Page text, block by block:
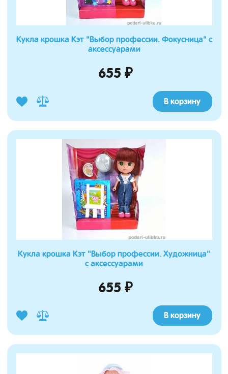
Кукла крошка Кэт "Выбор профессии. Фокусница" с
аксессуарами
655 ₽
В корзину
Кукла крошка Кэт "Выбор профессии. Художница"
с аксессуарами
655 ₽
В корзину